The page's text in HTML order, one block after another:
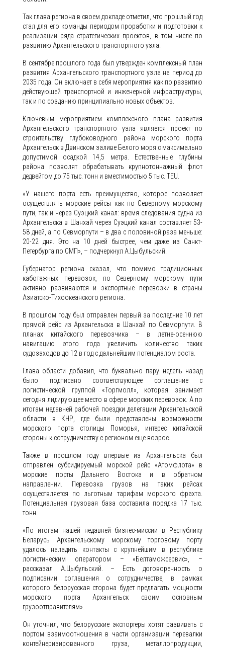
Так глава региона в своем докладе отметил, что прошлый год
стал для его команды периодом проработки и подготовки к
реализации ряда стратегических проектов, в том числе по
развитию Архангельского транспортного узла.
В сентябре прошлого года был утвержден комплексный план
развития Архангельского транспортного узла на период до
2035 года. Он включает в себя мероприятия как по развитию
действующей транспортной и инженерной инфраструктуры,
так и по созданию принципиально новых объектов.
Ключевым мероприятием комплексного плана развития
Архангельского транспортного узла является проект по
строительству глубоководного района морского порта
Архангельск в Двинском заливе Белого моря с максимально
допустимой осадкой 14,5 метра. Естественные глубины
района позволят обрабатывать крупнотоннажный флот
дедвейтом до 75 тыс. тонн и вместимостью 5 тыс. TEU.
«У нашего порта есть преимущество, которое позволяет
осуществлять морские рейсы как по Северному морскому
пути, так и через Суэцкий канал: время следования судна из
Архангельска в Шанхай через Суэцкий канал составляет 53-
58 дней, а по Севморпути – в два с половиной раза меньше:
20-22 дня. Это на 10 дней быстрее, чем даже из Санкт-
Петербурга по СМП», – подчеркнул А.Цыбульский.
Губернатор региона сказал, что помимо традиционных
каботажных перевозок, по Северному морскому пути
активно развиваются и экспортные перевозки в страны
Азиатско-Тихоокеанского региона.
В прошлом году был отправлен первый за последние 10 лет
прямой рейс из Архангельска в Шанхай по Севморпути. В
планах китайского перевозчика – в летне-осеннюю
навигацию этого года увеличить количество таких
судозаходов до 12 в год с дальнейшим потенциалом роста.
Глава области добавил, что буквально пару недель назад
было подписано соответствующее соглашение с
логистической группой «Торгмолл», которая занимает
сегодня лидирующее место в сфере морских перевозок. А по
итогам недавней рабочей поездки делегации Архангельской
области в КНР, где были представлены возможности
морского порта столицы Поморья, интерес китайской
стороны к сотрудничеству с регионом еще возрос.
Также в прошлом году впервые из Архангельска был
отправлен субсидируемый морской рейс «Атомфлота» в
морские порты Дальнего Востока и в обратном
направлении. Перевозка грузов на таких рейсах
осуществляется по льготным тарифам морского фрахта.
Потенциальная грузовая база составила порядка 17 тыс.
тонн.
«По итогам нашей недавней бизнес-миссии в Республику
Беларусь Архангельскому морскому торговому порту
удалось наладить контакты с крупнейшим в республике
логистическим оператором – «Белтаможсервис», –
рассказал А.Цыбульский. – Есть договоренность о
подписании соглашения о сотрудничестве, в рамках
которого белорусская сторона будет предлагать мощности
морского порта Архангельск своим основным
грузоотправителям».
Он уточнил, что белорусские экспортеры хотят развивать с
портом взаимоотношения в части организации перевалки
контейнеризированного груза, металлопродукции,